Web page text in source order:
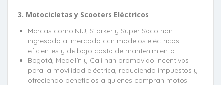
3. Motocicletas y Scooters Eléctricos
Marcas como NIU, Stärker y Super Soco han
ingresado al mercado con modelos eléctricos
eficientes y de bajo costo de mantenimiento.
Bogotá, Medellín y Cali han promovido incentivos
para la movilidad eléctrica, reduciendo impuestos y
ofreciendo beneficios a quienes compran motos